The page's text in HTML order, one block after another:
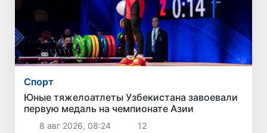
Спорт
Юные тяжелоатлеты Узбекистана завоевали
первую медаль на чемпионате Азии
8 авг 2026, 08:24 12